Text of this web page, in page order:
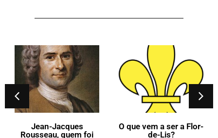
Jean-Jacques
Rousseau, quem foi
O que vem a ser a Flor-
de-Lis?